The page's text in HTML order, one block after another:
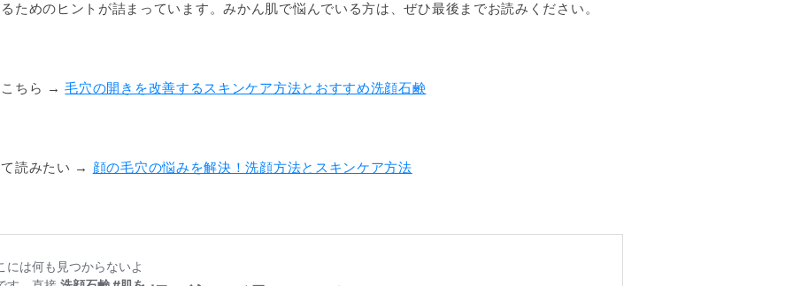
ためのヒントが詰まっています。みかん肌で悩んでいる方は、ぜひ最後までお読みください。
こちら →毛穴の開きを改善するスキンケア方法とおすすめ洗顔石鹸
読みたい → 顔の毛穴の悩みを解決！洗顔方法とスキンケア方法